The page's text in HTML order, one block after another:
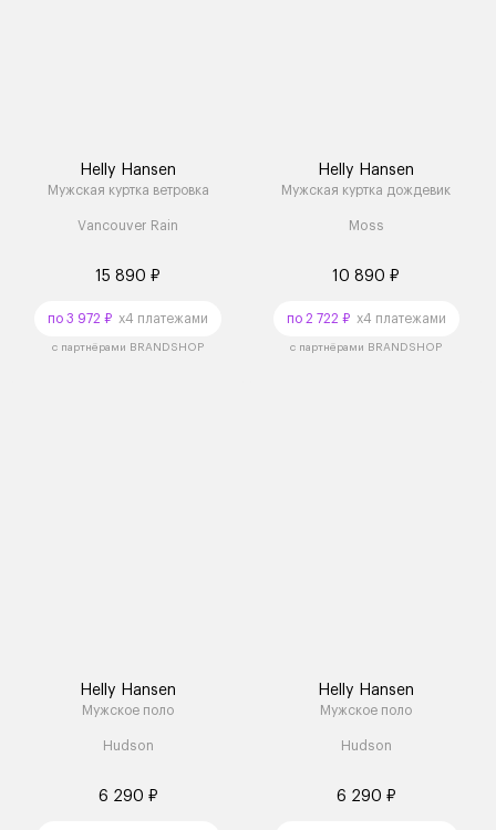
Helly Hansen
Мужская куртка ветровка
Vancouver Rain
15 890 ₽
по 3 972 ₽ x4 платежами
с партнёрами BRANDSHOP
Helly Hansen
Мужская куртка дождевик
Moss
10 890 ₽
по 2 722 ₽x4 платежами
с партнёрами BRANDSHOP
Helly Hansen
Мужское поло
Hudson
6 290 ₽
Helly Hansen
Мужское поло
Hudson
6 290 ₽